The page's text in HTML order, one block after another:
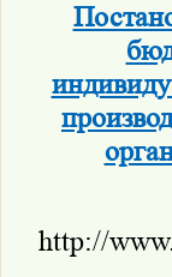
http://